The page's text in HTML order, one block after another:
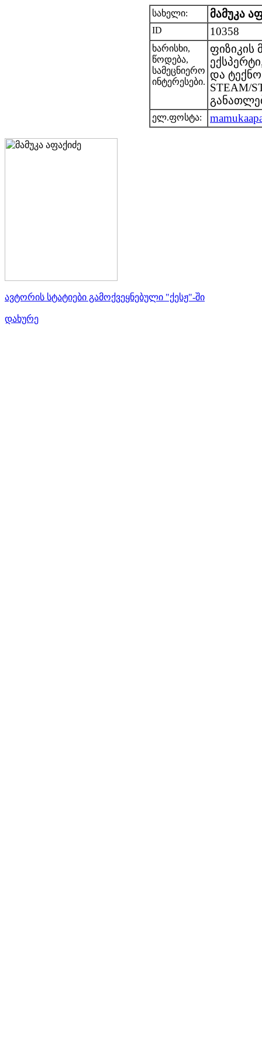
სახელი: მამუკა
ID 10358
ხარისხი,
წოდება,
სამეცნიერო
ინტერესები.
ფიზიკის
და
STEAM/
ელ.ფოსტა:
ავტორის სტატიები გამოქვეყნებული "ქესჟ"-ში
დახურე